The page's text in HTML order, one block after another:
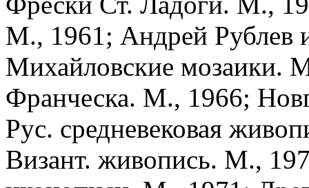
М., 1961; Андрей Рублев
Михайловские мозаики.
Франческа. М., 1966;
Рус. средневековая
Визант. живопись. М.,